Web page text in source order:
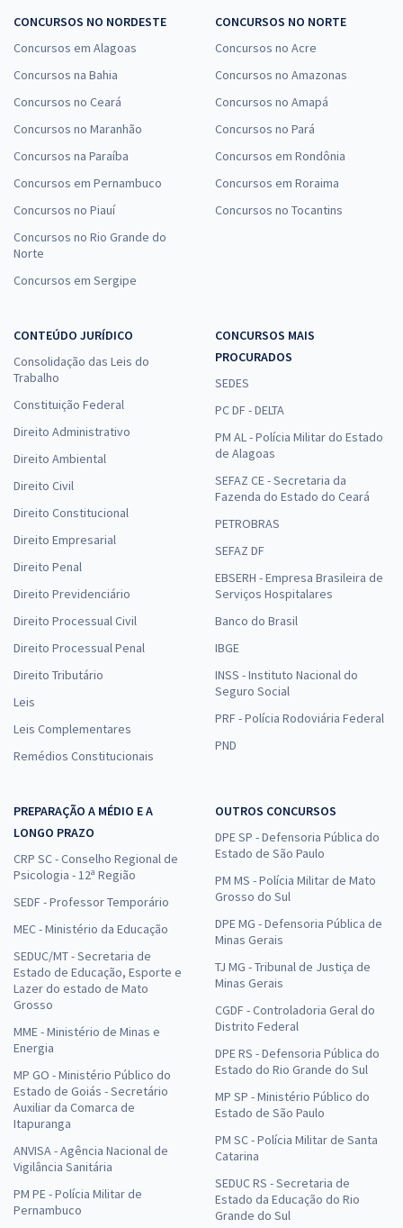
CONCURSOS NO NORDESTE
Concursos em Alagoas
Concursos na Bahia
Concursos no Ceará
Concursos no Maranhão
Concursos na Paraíba
Concursos em Pernambuco
Concursos no Piauí
Concursos no Rio Grande do
Norte
Concursos em Sergipe
CONCURSOS NO NORTE
Concursos no Acre
Concursos no Amazonas
Concursos no Amapá
Concursos no Pará
Concursos em Rondônia
Concursos em Roraima
Concursos no Tocantins
CONTEÚDO JURÍDICO
Consolidação das Leis do
Trabalho
Constituição Federal
Direito Administrativo
Direito Ambiental
Direito Civil
Direito Constitucional
Direito Empresarial
Direito Penal
Direito Previdenciário
Direito Processual Civil
Direito Processual Penal
Direito Tributário
Leis
Leis Complementares
Remédios Constitucionais
CONCURSOS MAIS
PROCURADOS
SEDES
PC DF - DELTA
PM AL - Polícia Militar do Estado
de Alagoas
SEFAZ CE - Secretaria da
Fazenda do Estado do Ceará
PETROBRAS
SEFAZ DF
EBSERH - Empresa Brasileira de
Serviços Hospitalares
Banco do Brasil
IBGE
INSS - Instituto Nacional do
Seguro Social
PRF - Polícia Rodoviária Federal
PND
PREPARAÇÃO A MÉDIO E A
LONGO PRAZO
CRP SC - Conselho Regional de
Psicologia - 12ª Região
SEDF - Professor Temporário
MEC - Ministério da Educação
SEDUC/MT - Secretaria de
Estado de Educação, Esporte e
Lazer do estado de Mato
Grosso
MME - Ministério de Minas e
Energia
MP GO - Ministério Público do
Estado de Goiás - Secretário
Auxiliar da Comarca de
Itapuranga
ANVISA - Agência Nacional de
Vigilância Sanitária
PM PE - Polícia Militar de
Pernambuco
OUTROS CONCURSOS
DPE SP - Defensoria Pública do
Estado de São Paulo
PM MS - Polícia Militar de Mato
Grosso do Sul
DPE MG - Defensoria Pública de
Minas Gerais
TJ MG - Tribunal de Justiça de
Minas Gerais
CGDF - Controladoria Geral do
Distrito Federal
DPE RS - Defensoria Pública do
Estado do Rio Grande do Sul
MP SP - Ministério Público do
Estado de São Paulo
PM SC - Polícia Militar de Santa
Catarina
SEDUC RS - Secretaria de
Estado da Educação do Rio
Grande do Sul